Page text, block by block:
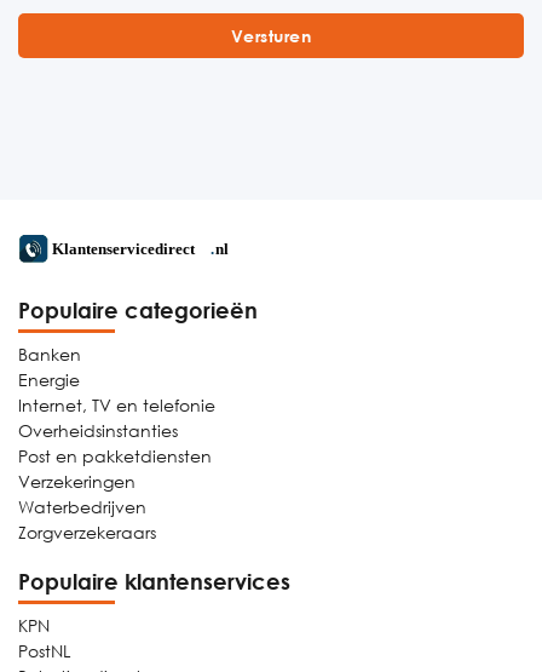
Populaire categorieën
Banken
Energie
Internet, TV en telefonie
Overheidsinstanties
Post en pakketdiensten
Verzekeringen
Waterbedrijven
Zorgverzekeraars
Populaire klantenservices
KPN
PostNL